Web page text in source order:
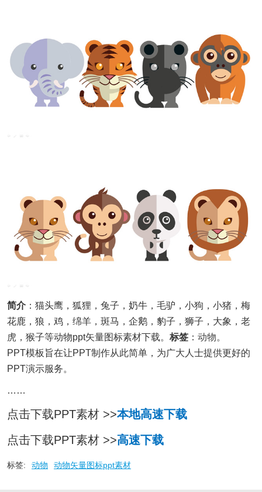
简介 ：猫头鹰，狐狸，兔子，奶牛，毛驴，小狗，小猪，梅
花鹿，狼，鸡，绵羊，斑马，企鹅，豹子，狮子，大象，老
虎，猴子等动物ppt矢量图标素材下载。 标签 ： 动物。
PPT模板旨在让PPT制作从此简单，为广大人士提供更好的
PPT演示服务。
……
点击下载PPT素材 >>本地高速下载
点击下载PPT素材 >>高速下载
标签: 动物 动物矢量图标ppt素材